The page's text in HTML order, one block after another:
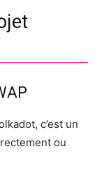
c’est un
ou